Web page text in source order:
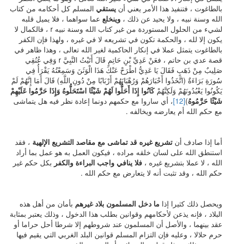
بالطاغوت ، فتنفيذ هذا الأمر يعني أن يستقي المسلم كل أحكامه من كتاب
الله وسنة نبيه ، ولا يحيد عن ذلك ، وينخلع عما سواهما ، فلا يميل قلبه
لشيء من الحلول المستوردة من غير كتاب الله وسنة نبيه r ، فالكمال لا
يكون إلا لله ، والحكمة تكون في تشريعه لا في غيره ، ولهذا فإن الكفر
بالطاغوت يتمثل عملا في إنكار الحاكمية لغير الله تعالى ، وهذا ظاهر في
قصة عدي بن حاتم ، فعَنْ عَدِيِّ بْنِ حَاتِمٍ قَالَ أَتَيْتُ النَّبِيَّ r وَفِي عُنُقِي
صَلِيبٌ مِنْ ذَهَبٍ فَقَالَ يَا عَدِيُّ اطْرَحْ عَنْكَ هَذَا الْوَثَنَ وَسَمِعْتُهُ يَقْرَأُ فِي
سُورَةِ بَرَاءَةٌ (اتَّخَذُوا أَحْبَارَهُمْ وَرُهْبَانَهُمْ أَرْبَابًا مِنْ دُونِ اللَّهِ) قَالَ أَمَا إِنَّهُمْ لَمْ
يَكُونُوا يَعْبُدُونَهُمْ وَلَكِنَّهُمْكَانُوا إِذَا أَحَلُّوا لَهُمْ شَيْئًا اسْتَحَلُّوهُ وَإِذَا حَرَّمُوا عَلَيْهِمْ
شَيْئًا حَرَّمُوهُ)
[12]
، أي ساروا مع حكمهم دونما إعادة نظر فيه هل يتماشى
مع حكم الله أم يعارضه ويخالفه .
أما إذا صادف أن تشريع غيره قد تماشى مع مقاصد التشريع الإلهية ، فقد
استنطق الله على لسان خلقه مراده ، فيكون العمل به هو عمل بما أراد
الله ، لا عملا بتشريع غيره ، فلا ينافي واجب البراءة والكفر بكل حكم غير
حكم الله ، وقد تثبت أنه لا يتعارض مع حكم الله .
ويحصل ذلك كثيرا إذا ما دخل المسلمون بلاد غيرهم بأمان من أهل هذه
البلاد ، فإنه يذعن لأحكامهم وقوانين بطلب هذا الدخول ، وذلك يعتبر بمثابة
عقد بينهما ، والأصل أن المسلمون عند شروطهم إلا شرطا أحل حراما أو
حرم حلالا ، وعليه فإن التزام المسلم قوانين البلد الغربي التي يقيم فيها